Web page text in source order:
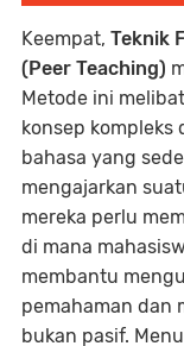
Keempat, Teknik
(Peer Teaching)
Metode ini
konsep kompleks
bahasa yang
mengajarkan
mereka perlu
di mana
membantu
pemahaman dan
bukan pasif.